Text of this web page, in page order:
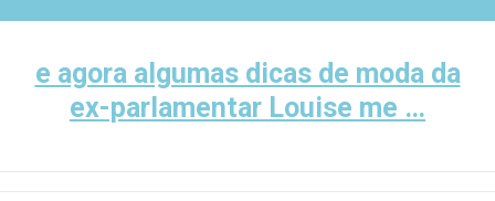
contente agora algumas dicas de moda da
ex-parlamentar Louise me …